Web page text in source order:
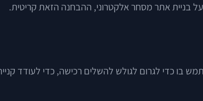
בניית אתר מסחר אלקטרוני, ההבחנה הזאת קריטית.
בו כדי לגרום לגולש להשלים רכישה, כדי לעודד